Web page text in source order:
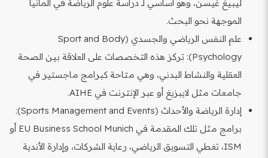
ليبيغ غيسن، وهو أساسي لـ دراسة علوم الرياضة في ألمانيا
الموجهة نحو البحث.
علم النفس الرياضي والجسدي (Sport and Body
Psychology): تركز هذه التخصصات على العلاقة بين الصحة
العقلية والنشاط البدني، وهي متاحة كبرامج ماجستير في
جامعات مثل لايبزيغ أو عبر الإنترنت في AIHE.
إدارة الرياضة والأحداث (Sports Management and Events):
برامج مثل تلك المقدمة في EU Business School Munich أو
ISM، تغطي التسويق الرياضي، رعاية الشركات، وإدارة الأندية